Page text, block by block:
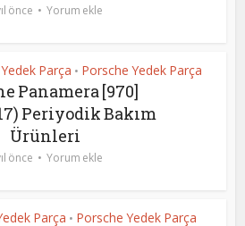
önce Yorum ekle
Parça • Porsche Yedek Parça
Panamera [970]
Periyodik Bakım
Ürünleri
önce Yorum ekle
Parça • Porsche Yedek Parça